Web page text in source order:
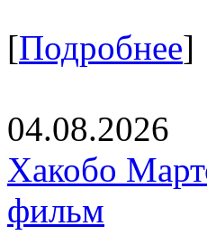
[Подробнее]
04.08.2026
Хакобо
фильм